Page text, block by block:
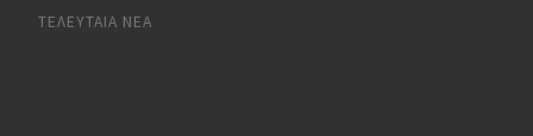
ΤΕΛΕΥΤΑΊΑ ΝΈΑ